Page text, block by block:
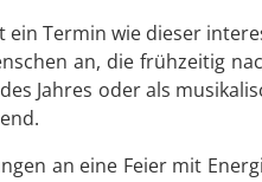
Termin wie dieser
an, die frühzeitig
Jahres oder als
an eine Feier mit